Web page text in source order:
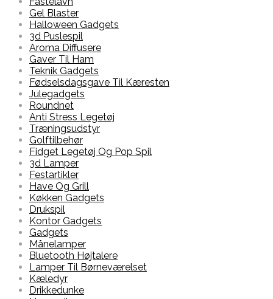
Gel Blaster
Halloween Gadgets
3d Puslespil
Aroma Diffusere
Gaver Til Ham
Teknik Gadgets
Fødselsdagsgave Til Kæresten
Julegadgets
Roundnet
Anti Stress Legetøj
Træningsudstyr
Golftilbehør
Fidget Legetøj Og Pop Spil
3d Lamper
Festartikler
Have Og Grill
Køkken Gadgets
Drukspil
Kontor Gadgets
Gadgets
Månelamper
Bluetooth Højtalere
Lamper Til Børneværelset
Kæledyr
Drikkedunke